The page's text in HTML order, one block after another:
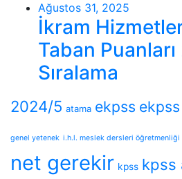
Ağustos 31, 2025
İkram
Taban
Sıralama
2024/5 atama ekpss
genel yetenek i.h.l. meslek dersleri öğretmenliği
net gerekir kpss kpss